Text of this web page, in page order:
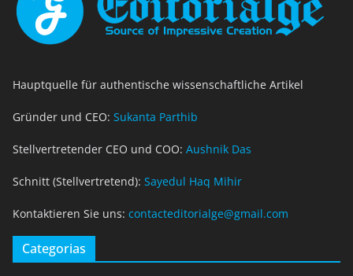
Hauptquelle für authentische wissenschaftliche Artikel
Gründer und CEO: Sukanta Parthib
Stellvertretender CEO und COO: Aushnik Das
Schnitt (Stellvertretend): Sayedul Haq Mihir
Kontaktieren Sie uns: contacteditorialge@gmail.com
Categorias